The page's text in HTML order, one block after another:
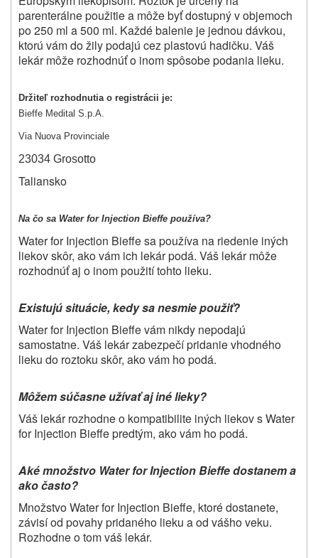
parenterálne použitie a môže byť dostupný v objemoch
po 250 ml a 500 ml. Každé balenie je jednou dávkou,
ktorú vám do žily podajú cez plastovú hadičku. Váš
lekár môže rozhodnúť o inom spôsobe podania lieku.
Držiteľ rozhodnutia o registrácii je:
Bieffe Medital S.p.A.
Via Nuova Provinciale
23034 Grosotto
Taliansko
Na čo sa Water for Injection Bieffe používa?
Water for Injection Bieffe sa používa na riedenie iných
liekov skôr, ako vám ich lekár podá. Váš lekár môže
rozhodnúť aj o inom použití tohto lieku.
Existujú situácie, kedy sa nesmie použiť?
Water for Injection Bieffe vám nikdy nepodajú
samostatne. Váš lekár zabezpečí pridanie vhodného
lieku do roztoku skôr, ako vám ho podá.
Môžem súčasne užívať aj iné lieky?
Váš lekár rozhodne o kompatibilite iných liekov s Water
for Injection Bieffe predtým, ako vám ho podá.
Aké množstvo Water for Injection Bieffe dostanem a
ako často?
Množstvo Water for Injection Bieffe, ktoré dostanete,
závisí od povahy pridaného lieku a od vášho veku.
Rozhodne o tom váš lekár.